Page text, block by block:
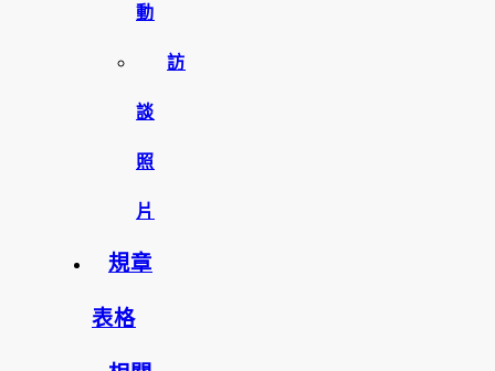
動
訪
談
照
片
規章
表格